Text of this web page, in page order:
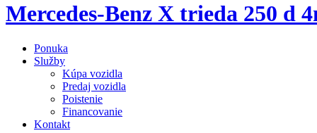
Mercedes-Benz X trieda 250 d
Ponuka
Služby
Kúpa vozidla
Predaj vozidla
Poistenie
Financovanie
Kontakt